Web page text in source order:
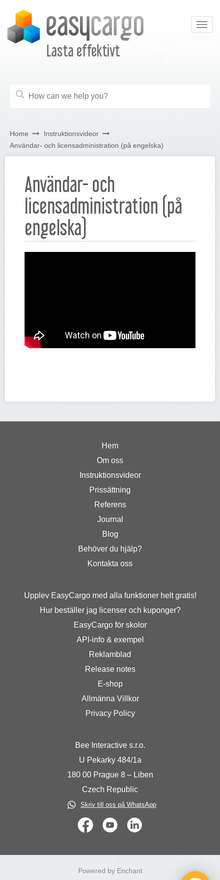
Lasta effektivt
Home
Instruktionsvideor
Användar- och licensadministration (på engelska)
Användar- och
licensadministration (på
engelska)
Hem
Om oss
Instruktionsvideor
Prissättning
Referens
Journal
Blog
Behöver du hjälp?
Kontakta oss
Upplev EasyCargo med alla funktioner helt gratis!
Hur beställer jag licenser och kuponger?
EasyCargo för skolor
API-info & exempel
Reklamblad
Release notes
E-shop
Allmänna Villkor
Privacy Policy
Bee Interactive s.r.o.
U Pekarky 484/1a
180 00 Prague 8 – Liben
Czech Republic
Skriv till oss på WhatsApp
Powered by Enchant